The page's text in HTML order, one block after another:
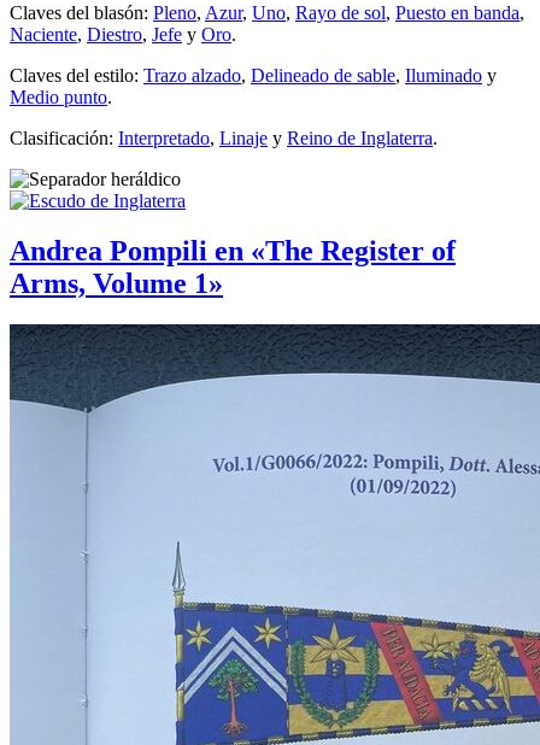
Claves del blasón: Pleno, Azur, Uno, Rayo de sol, Puesto en banda,
Naciente, Diestro, Jefe y Oro.
Claves del estilo: Trazo alzado, Delineado de sable, Iluminado y
Medio punto.
Clasificación: Interpretado, Linaje y Reino de Inglaterra.
Andrea Pompili en «The Register of
Arms, Volume 1»